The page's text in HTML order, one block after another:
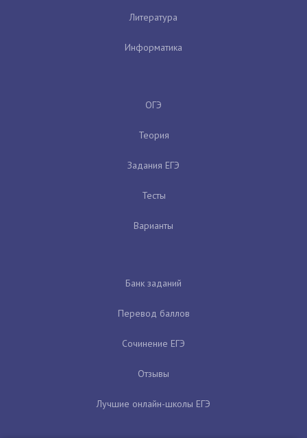
Литература
Информатика
ОГЭ
Теория
Задания ЕГЭ
Тесты
Варианты
Банк заданий
Перевод баллов
Сочинение ЕГЭ
Отзывы
Лучшие онлайн-школы ЕГЭ